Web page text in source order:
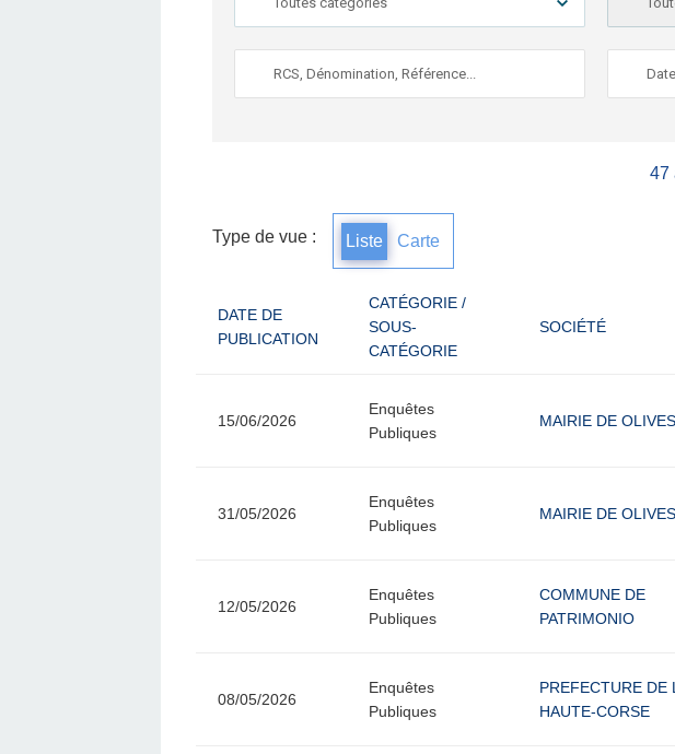
47
Type de vue : Liste Carte
DATE DE
PUBLICATION
CATÉGORIE /
SOUS-
CATÉGORIE
SOCIÉTÉ
15/06/2026
Enquêtes
Publiques
MAIRIE DE
31/05/2026
Enquêtes
Publiques
MAIRIE DE
12/05/2026
Enquêtes
Publiques
COMMUNE DE
PATRIMONIO
08/05/2026
Enquêtes
Publiques
PREFECTURE DE
HAUTE-CORSE